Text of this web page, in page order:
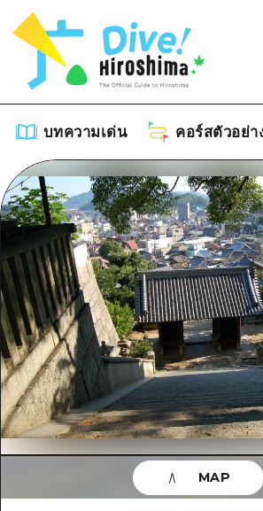
บทความเด่น คอร์สตัวอย่า
บทความเด่น
รายการ
คำแนะนำ
ศิลปะ
งานอีเว้นท์ / เทศกาล
อาหารรสเลิศ / สุรา
การปั่นจักรยาน
ช้อปปิ้ง
กีฬา
คอร์สตัวอย่าง
รายการ
คู่มือ Dive!
ฮิโรชิม่า โมชิ โมชิ ท
บริเวณรอบเมืองฮิโร
อากิ
บิงโก
จุดหมายปลายทาง
รายการ
บริเวณรอบเมืองฮิโร
อากิ
บิงโก
บิโฮคุ
อีเว้นท์
ข้อมูลตามฤดูกาล
ข้อมูลที่เป็นประโยชน์
รายการ
MAP